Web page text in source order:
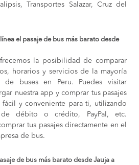
Transportes Salazar, Cruz del
el pasaje de bus más barato desde
la posibilidad de comparar
horarios y servicios de la mayoría
de buses en Peru. Puedes visitar
nuestra app y comprar tus pasajes
fácil y conveniente para ti, utilizando
débito o crédito, PayPal, etc.
tus pasajes directamente en el
de bus.
de bus más barato desde Jauja a